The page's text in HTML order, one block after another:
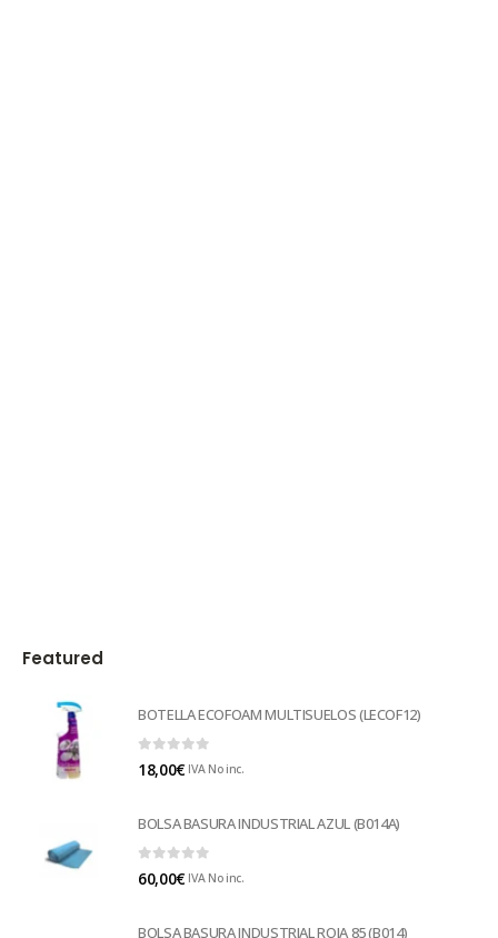
Featured
BOTELLA ECOFOAM MULTISUELOS (LECOF12)
0 out of 5
18,00€ IVA No inc.
BOLSA BASURA INDUSTRIAL AZUL (B014A)
0 out of 5
60,00€ IVA No inc.
BOLSA BASURA INDUSTRIAL ROJA 85 (B014)